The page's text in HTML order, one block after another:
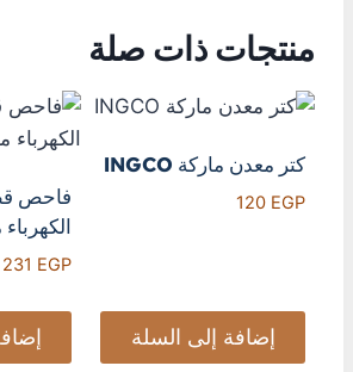
منتجات ذات صلة
كتر معدن ماركة INGCO
120 EGP
إضافة إلى السلة
فاحص
231 EGP